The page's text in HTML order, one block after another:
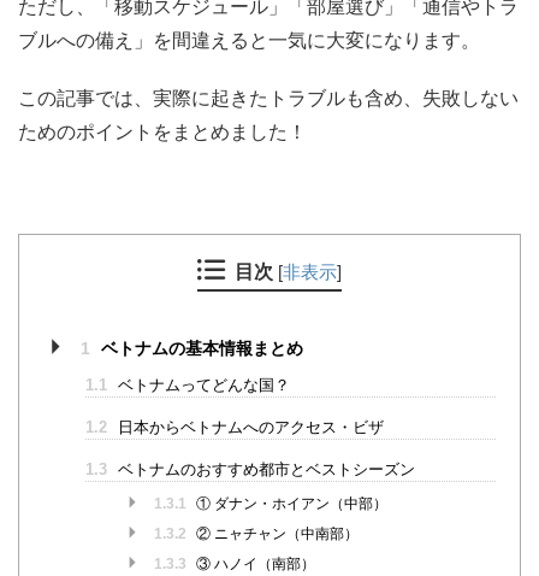
ただし、「移動スケジュール」「部屋選び」「通信やトラ
ブルへの備え」を間違えると一気に大変になります。
この記事では、実際に起きたトラブルも含め、失敗しない
ためのポイントをまとめました！
目次 [非表示]
1 ベトナムの基本情報まとめ
1.1 ベトナムってどんな国？
1.2 日本からベトナムへのアクセス・ビザ
1.3 ベトナムのおすすめ都市とベストシーズン
1.3.1
① ダナン・ホイアン（中部）
1.3.2
② ニャチャン（中南部）
1.3.3
③ ハノイ（南部）